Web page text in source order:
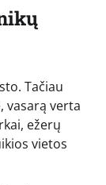
Tačiau
vasarą verta
ežerų
vietos